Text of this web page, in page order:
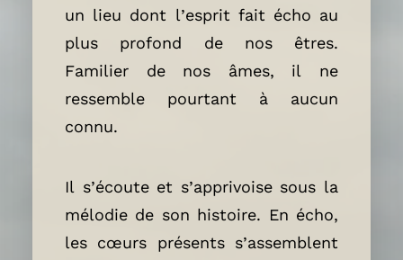
un lieu dont l’esprit fait écho au
plus profond de nos êtres.
Familier de nos âmes, il ne
ressemble pourtant à aucun
connu.
Il s’écoute et s’apprivoise sous la
mélodie de son histoire. En écho,
les cœurs présents s’assemblent